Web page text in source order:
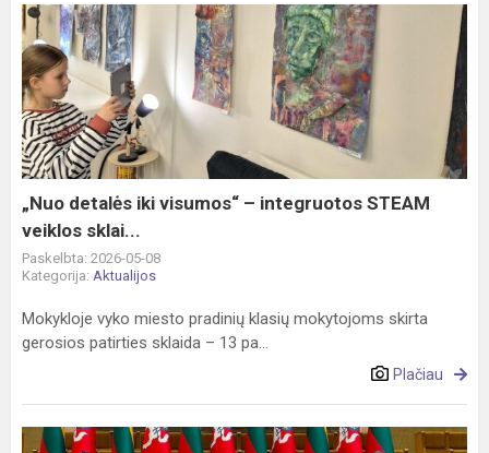
„Nuo
detalės
iki
visumos“
–
integruotos
STEAM
veiklos
sklai...
„Nuo detalės iki visumos“ – integruotos STEAM
veiklos sklai...
Paskelbta: 2026-05-08
Kategorija: Aktualijos
Mokykloje vyko miesto pradinių klasių mokytojoms skirta
gerosios patirties sklaida – 13 pa...
Plačiau
Motyvacinė